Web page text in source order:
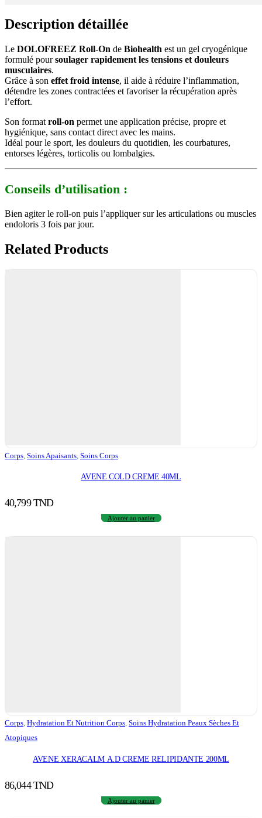
Description détaillée
Le DOLOFREEZ Roll-On de Biohealth est un gel cryogénique
formulé poursoulager rapidement les tensions et douleurs
musculaires.
Grâce à son effet froid intense, il aide à réduire l’inflammation,
détendre les zones contractées et favoriser la récupération après
l’effort.
Son format roll-on permet une application précise, propre et
hygiénique, sans contact direct avec les mains.
Idéal pour le sport, les douleurs du quotidien, les courbatures,
entorses légères, torticolis ou lombalgies.
Conseils d’utilisation :
Bien agiter le roll-on puis l’appliquer sur les articulations ou muscles
endoloris 3 fois par jour.
Related Products
Corps Soins Apaisants Soins Corps
AVENE COLD CREME 40ML
40,799TND
Ajouter au panier
Corps, Hydratation Et Nutrition Corps, Soins Hydratation Peaux Sèches Et
Atopiques
AVENE XERACALM A.D CREME RELIPIDANTE 200ML
86,044TND
Ajouter au panier